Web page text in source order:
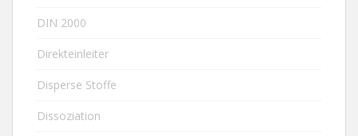
DIN 2000
Direkteinleiter
Disperse Stoffe
Dissoziation